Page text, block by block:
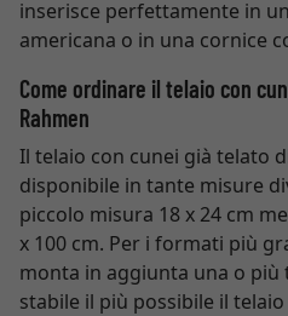
inserisce perfettamente in
americana o in una cornice
Come ordinare il telaio con
Rahmen
Il telaio con cunei già telato
disponibile in tante misure
piccolo misura 18 x 24 cm
x 100 cm. Per i formati più
monta in aggiunta una o più
stabile il più possibile il